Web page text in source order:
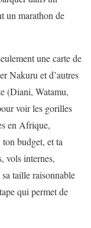
un marathon de
une carte de
Nakuru et d’autres
(Diani, Watamu,
voir les gorilles
en Afrique,
ton budget, et ta
vols internes,
taille raisonnable
qui permet de